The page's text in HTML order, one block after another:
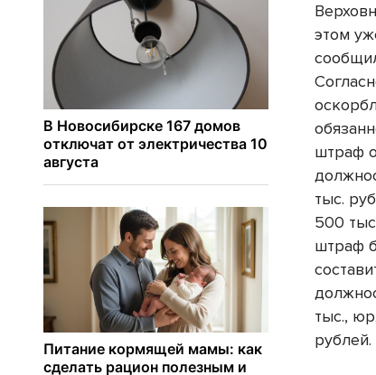
этом
штраф
тыс.
500
штраф
тыс.,
рублей.